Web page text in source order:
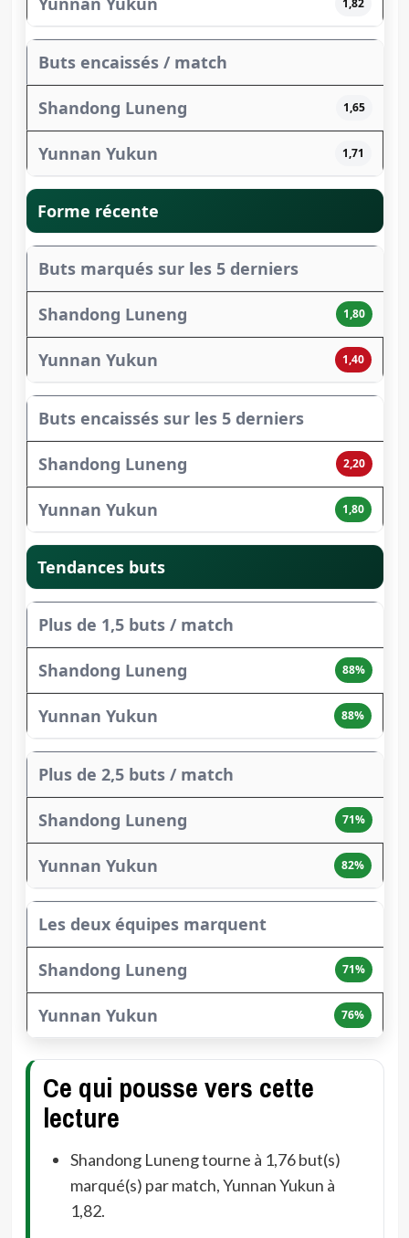
1,82
Buts encaissés / match
1,65
1,71
Forme récente
Buts marqués sur les 5 derniers
1,80
1,40
Buts encaissés sur les 5 derniers
2,20
1,80
Tendances buts
Plus de 1,5 buts / match
88%
88%
Plus de 2,5 buts / match
71%
82%
Les deux équipes marquent
71%
76%
Ce qui pousse vers cette
lecture
Shandong Luneng tourne à 1,76 but(s)
marqué(s) par match, Yunnan Yukun à
1,82.